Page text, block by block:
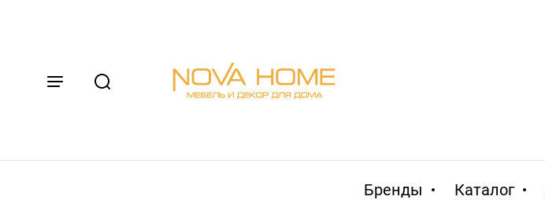
Бренды Каталог